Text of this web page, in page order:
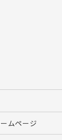
ムページ